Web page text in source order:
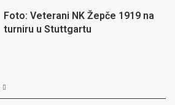
Foto: Veterani NK Žepče 1919 na
turniru u Stuttgartu